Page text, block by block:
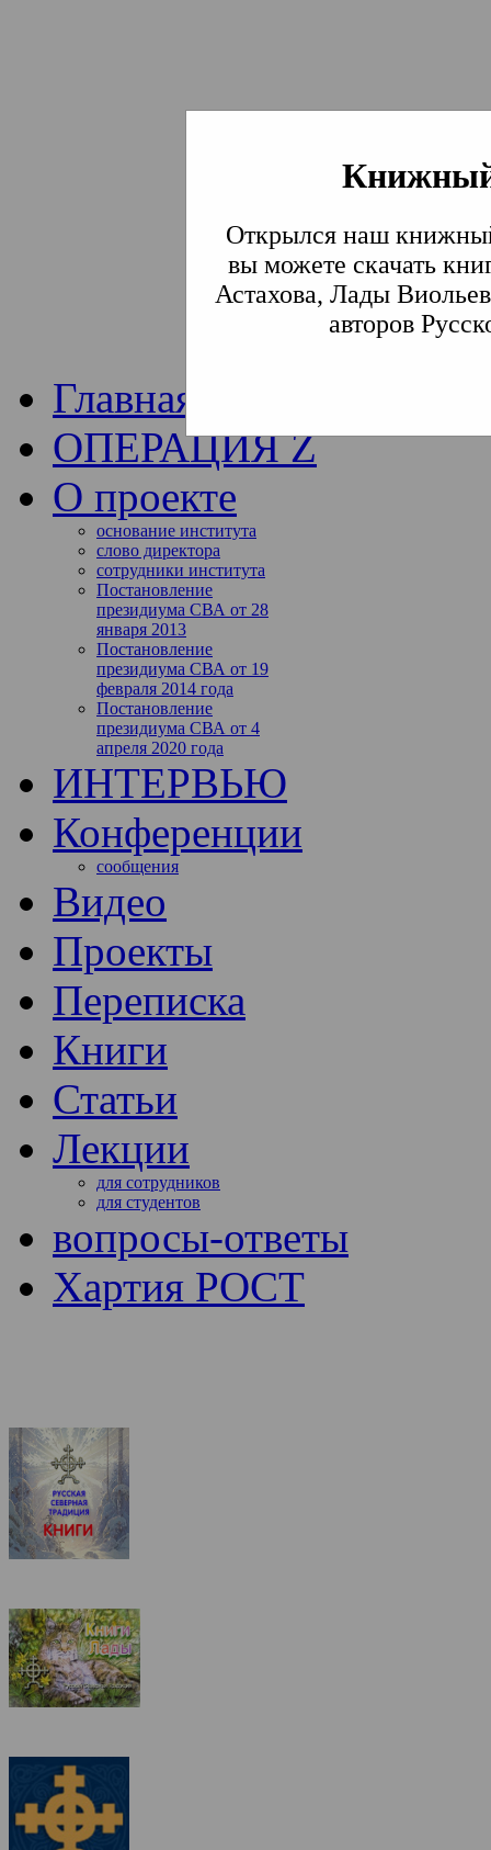
Открылся наш
вы можете скачать
Астахова, Лады
авторов
Институт
Традиции СВА
Главная
ОПЕРАЦИЯ Z
О проекте
основание института
слово директора
сотрудники института
Постановление
президиума СВА от 28
января 2013
Постановление
президиума СВА от 19
февраля 2014 года
Постановление
президиума СВА от 4
апреля 2020 года
ИНТЕРВЬЮ
Конференции
сообщения
Видео
Проекты
Переписка
Книги
Статьи
Лекции
для сотрудников
для студентов
вопросы-ответы
Хартия РОСТ